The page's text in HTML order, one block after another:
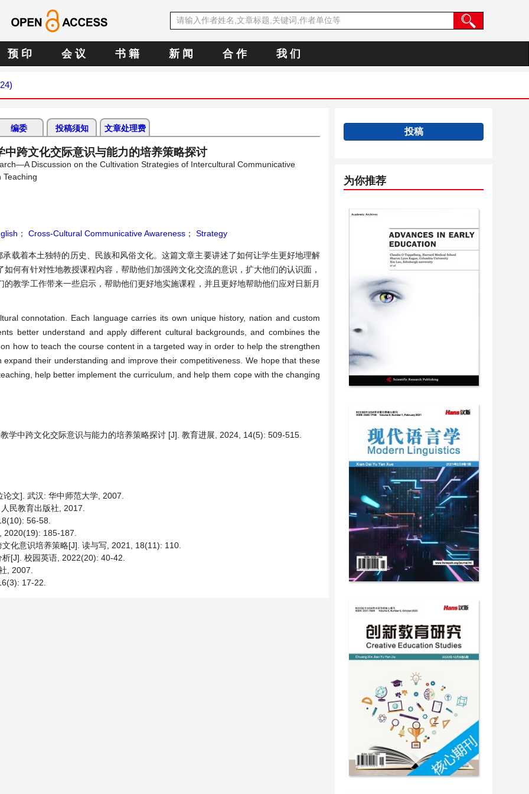
预 印 会 议 书 籍 新 闻 合 作 我 们
编委 投稿须知 文章处理费
跨文化交际意识与能力的培养策略探讨
Discussion on the Cultivation Strategies of Intercultural Communicative
Teaching
； Cross-Cultural Communicative Awareness ； Strategy
载着本土独特的历史、民族和风俗文化。这篇文章主要讲述了如何让学生更好地理解
何有针对性地教授课程内容，帮助他们加强跨文化交流的意识，扩大他们的认识面，
教学工作带来一些启示，帮助他们更好地实施课程，并且更好地帮助他们应对日新月
connotation. Each language carries its own unique history, nation and custom
better understand and apply different cultural backgrounds, and combines the
how to teach the course content in a targeted way in order to help the strengthen
their understanding and improve their competitiveness. We hope that these
help better implement the curriculum, and help them cope with the changing
中跨文化交际意识与能力的培养策略探讨 [J]. 教育进展, 2024, 14(5): 509-515.
文]. 武汉: 华中师范大学, 2007.
民教育出版社, 2017.
56-58.
2020(19): 185-187.
化意识培养策略[J]. 读与写, 2021, 18(11): 110.
[J]. 校园英语, 2022(20): 40-42.
, 2007.
17-22.
投稿
为你推荐